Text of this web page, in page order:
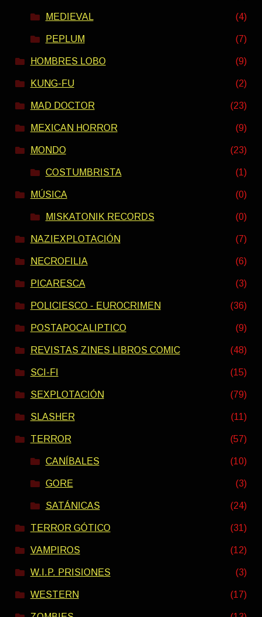
MEDIEVAL (4)
PEPLUM (7)
HOMBRES LOBO (9)
KUNG-FU (2)
MAD DOCTOR (23)
MEXICAN HORROR (9)
MONDO (23)
COSTUMBRISTA (1)
MÚSICA (0)
MISKATONIK RECORDS (0)
NAZIEXPLOTACIÓN (7)
NECROFILIA (6)
PICARESCA (3)
POLICIESCO - EUROCRIMEN (36)
POSTAPOCALIPTICO (9)
REVISTAS ZINES LIBROS COMIC (48)
SCI-FI (15)
SEXPLOTACIÓN (79)
SLASHER (11)
TERROR (57)
CANÍBALES (10)
GORE (3)
SATÁNICAS (24)
TERROR GÓTICO (31)
VAMPIROS (12)
W.I.P. PRISIONES (3)
WESTERN (17)